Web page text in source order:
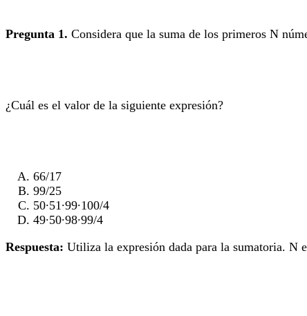
Pregunta 1. Considera que la suma de los primeros N
¿Cuál es el valor de la siguiente expresión?
66/17
99/25
50∙51∙99∙100/4
49∙50∙98∙99/4
Respuesta: Utiliza la expresión dada para la sumatoria. N